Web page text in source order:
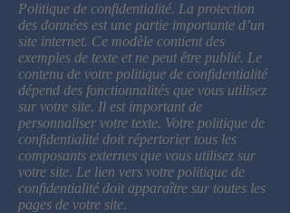
Politique de confidentialité. La protection
des données est une partie importante d’un
site internet. Ce modèle contient des
exemples de texte et ne peut être publié. Le
contenu de votre politique de confidentialité
dépend des fonctionnalités que vous utilisez
sur votre site. Il est important de
personnaliser votre texte. Votre politique de
confidentialité doit répertorier tous les
composants externes que vous utilisez sur
votre site. Le lien vers votre politique de
confidentialité doit apparaître sur toutes les
pages de votre site.